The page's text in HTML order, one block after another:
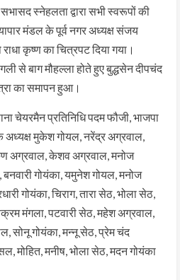
स्नेहलता द्वारा सभी स्वरूपों की
मंडल के पूर्व नगर अध्यक्ष संजय
कृष्ण का चित्रपट दिया गया।
से बाग मौहल्ला होते हुए बुद्धसेन दीपचंद
का समापन हुआ।
चेयरमैन प्रतिनिधि पदम फौजी, भाजपा
मुकेश गोयल, नरेंद्र अग्रवाल,
अग्रवाल, केशव अग्रवाल, मनोज
गोयंका, यमुनेश गोयल, मनोज
गोयंका, चिराग, तारा सेठ, भोला सेठ,
मंगला, पटवारी सेठ, महेश अग्रवाल,
सोनू गोयंका, मन्नू सेठ, प्रेम चंद
मोहित, मनीष, भोला सेठ, मदन गोयंका